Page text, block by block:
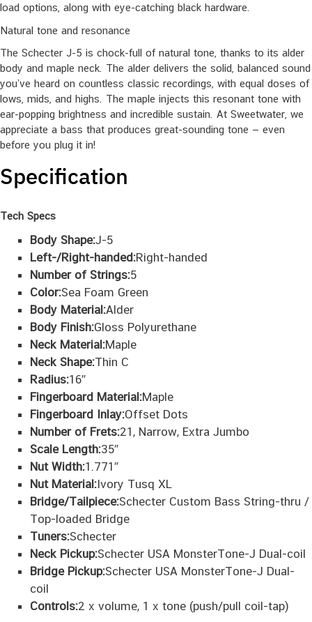
load options, along with eye-catching black hardware.
Natural tone and resonance
The Schecter J-5 is chock-full of natural tone, thanks to its alder
body and maple neck. The alder delivers the solid, balanced sound
you’ve heard on countless classic recordings, with equal doses of
lows, mids, and highs. The maple injects this resonant tone with
ear-popping brightness and incredible sustain. At Sweetwater, we
appreciate a bass that produces great-sounding tone — even
before you plug it in!
Specification
Tech Specs
Body Shape:J-5
Left-/Right-handed:Right-handed
Number of Strings:5
Color:Sea Foam Green
Body Material:Alder
Body Finish:Gloss Polyurethane
Neck Material:Maple
Neck Shape:Thin C
Radius:16″
Fingerboard Material:Maple
Fingerboard Inlay:Offset Dots
Number of Frets:21, Narrow, Extra Jumbo
Scale Length:35″
Nut Width:1.771″
Nut Material:Ivory Tusq XL
Bridge/Tailpiece:Schecter Custom Bass String-thru /
Top-loaded Bridge
Tuners:Schecter
Neck Pickup:Schecter USA MonsterTone-J Dual-coil
Bridge Pickup:Schecter USA MonsterTone-J Dual-
coil
Controls:2 x volume, 1 x tone (push/pull coil-tap)